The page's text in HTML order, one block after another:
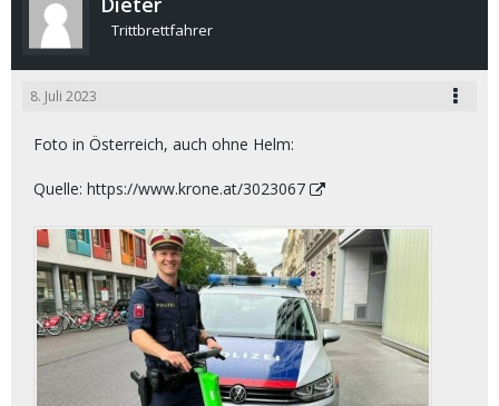
Trittbrettfahrer
8. Juli 2023
Foto in Österreich, auch ohne Helm:
Quelle: https://www.krone.at/3023067